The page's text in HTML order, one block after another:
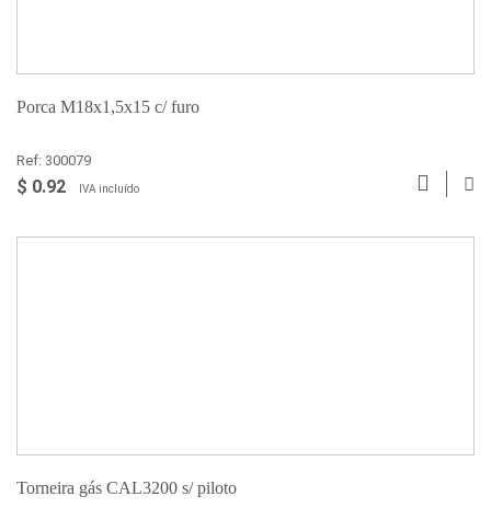
Porca M18x1,5x15 c/ furo
Ref: 300079
$ 0.92 IVA incluído
Torneira gás CAL3200 s/ piloto